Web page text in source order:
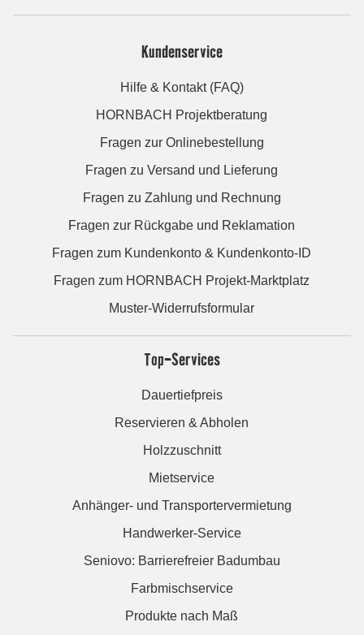
Kundenservice
Hilfe & Kontakt (FAQ)
HORNBACH Projektberatung
Fragen zur Onlinebestellung
Fragen zu Versand und Lieferung
Fragen zu Zahlung und Rechnung
Fragen zur Rückgabe und Reklamation
Fragen zum Kundenkonto & Kundenkonto-ID
Fragen zum HORNBACH Projekt-Marktplatz
Muster-Widerrufsformular
Top-Services
Dauertiefpreis
Reservieren & Abholen
Holzzuschnitt
Mietservice
Anhänger- und Transportervermietung
Handwerker-Service
Seniovo: Barrierefreier Badumbau
Farbmischservice
Produkte nach Maß